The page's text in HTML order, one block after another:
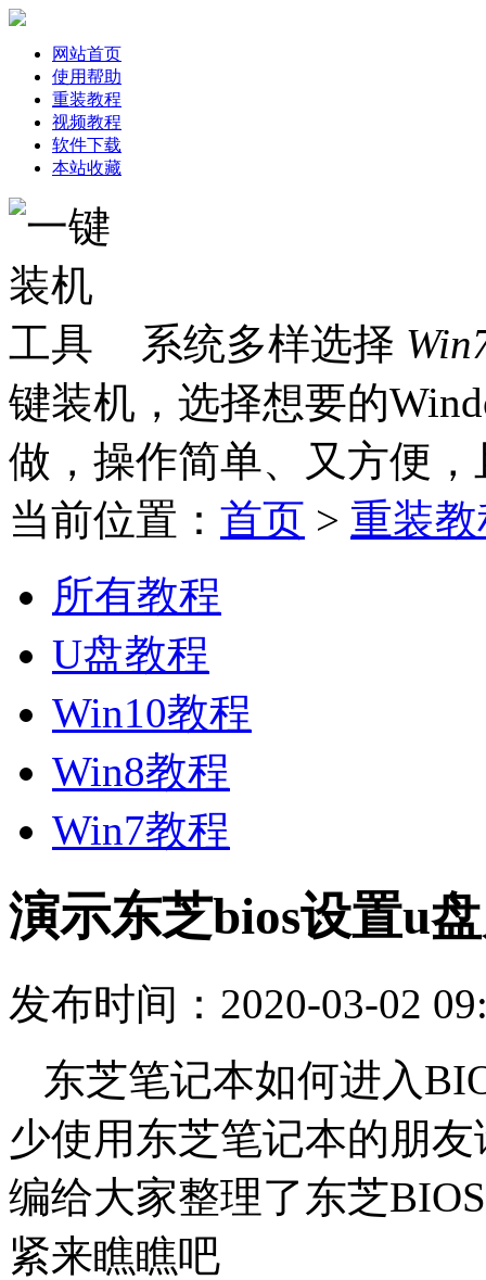
网站首页
使用帮助
重装教程
视频教程
软件下载
本站收藏
系统多样选择
键装机，选择想要的
做，操作简单、又方便
当前位置： 首页 > 重装
所有教程
U盘教程
Win10教程
Win8教程
Win7教程
演示东芝bios设置u
发布时间：2020-03-02
东芝笔记本如何进入
少使用东芝笔记本的朋
编给大家整理了东芝
紧来瞧瞧吧